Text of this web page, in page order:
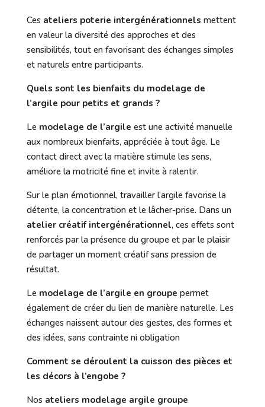
Ces ateliers poterie intergénérationnels mettent
en valeur la diversité des approches et des
sensibilités, tout en favorisant des échanges simples
et naturels entre participants.
Quels sont les bienfaits du modelage de
l’argile pour petits et grands ?
Le modelage de l’argile est une activité manuelle
aux nombreux bienfaits, appréciée à tout âge. Le
contact direct avec la matière stimule les sens,
améliore la motricité fine et invite à ralentir.
Sur le plan émotionnel, travailler l’argile favorise la
détente, la concentration et le lâcher-prise. Dans un
atelier créatif intergénérationnel, ces effets sont
renforcés par la présence du groupe et par le plaisir
de partager un moment créatif sans pression de
résultat.
Le modelage de l’argile en groupe permet
également de créer du lien de manière naturelle. Les
échanges naissent autour des gestes, des formes et
des idées, sans contrainte ni obligation
Comment se déroulent la cuisson des pièces et
les décors à l’engobe ?
Nos ateliers modelage argile groupe